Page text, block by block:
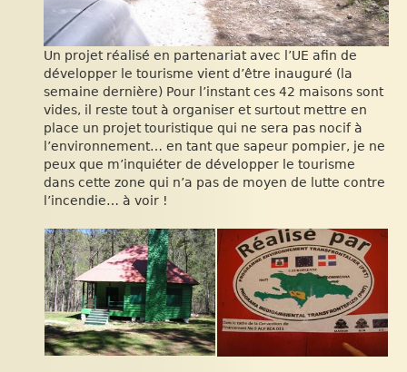
Un projet réalisé en partenariat avec l’UE afin de
développer le tourisme vient d’être inauguré (la
semaine dernière) Pour l’instant ces 42 maisons sont
vides, il reste tout à organiser et surtout mettre en
place un projet touristique qui ne sera pas nocif à
l’environnement… en tant que sapeur pompier, je ne
peux que m’inquiéter de développer le tourisme
dans cette zone qui n’a pas de moyen de lutte contre
l’incendie… à voir !